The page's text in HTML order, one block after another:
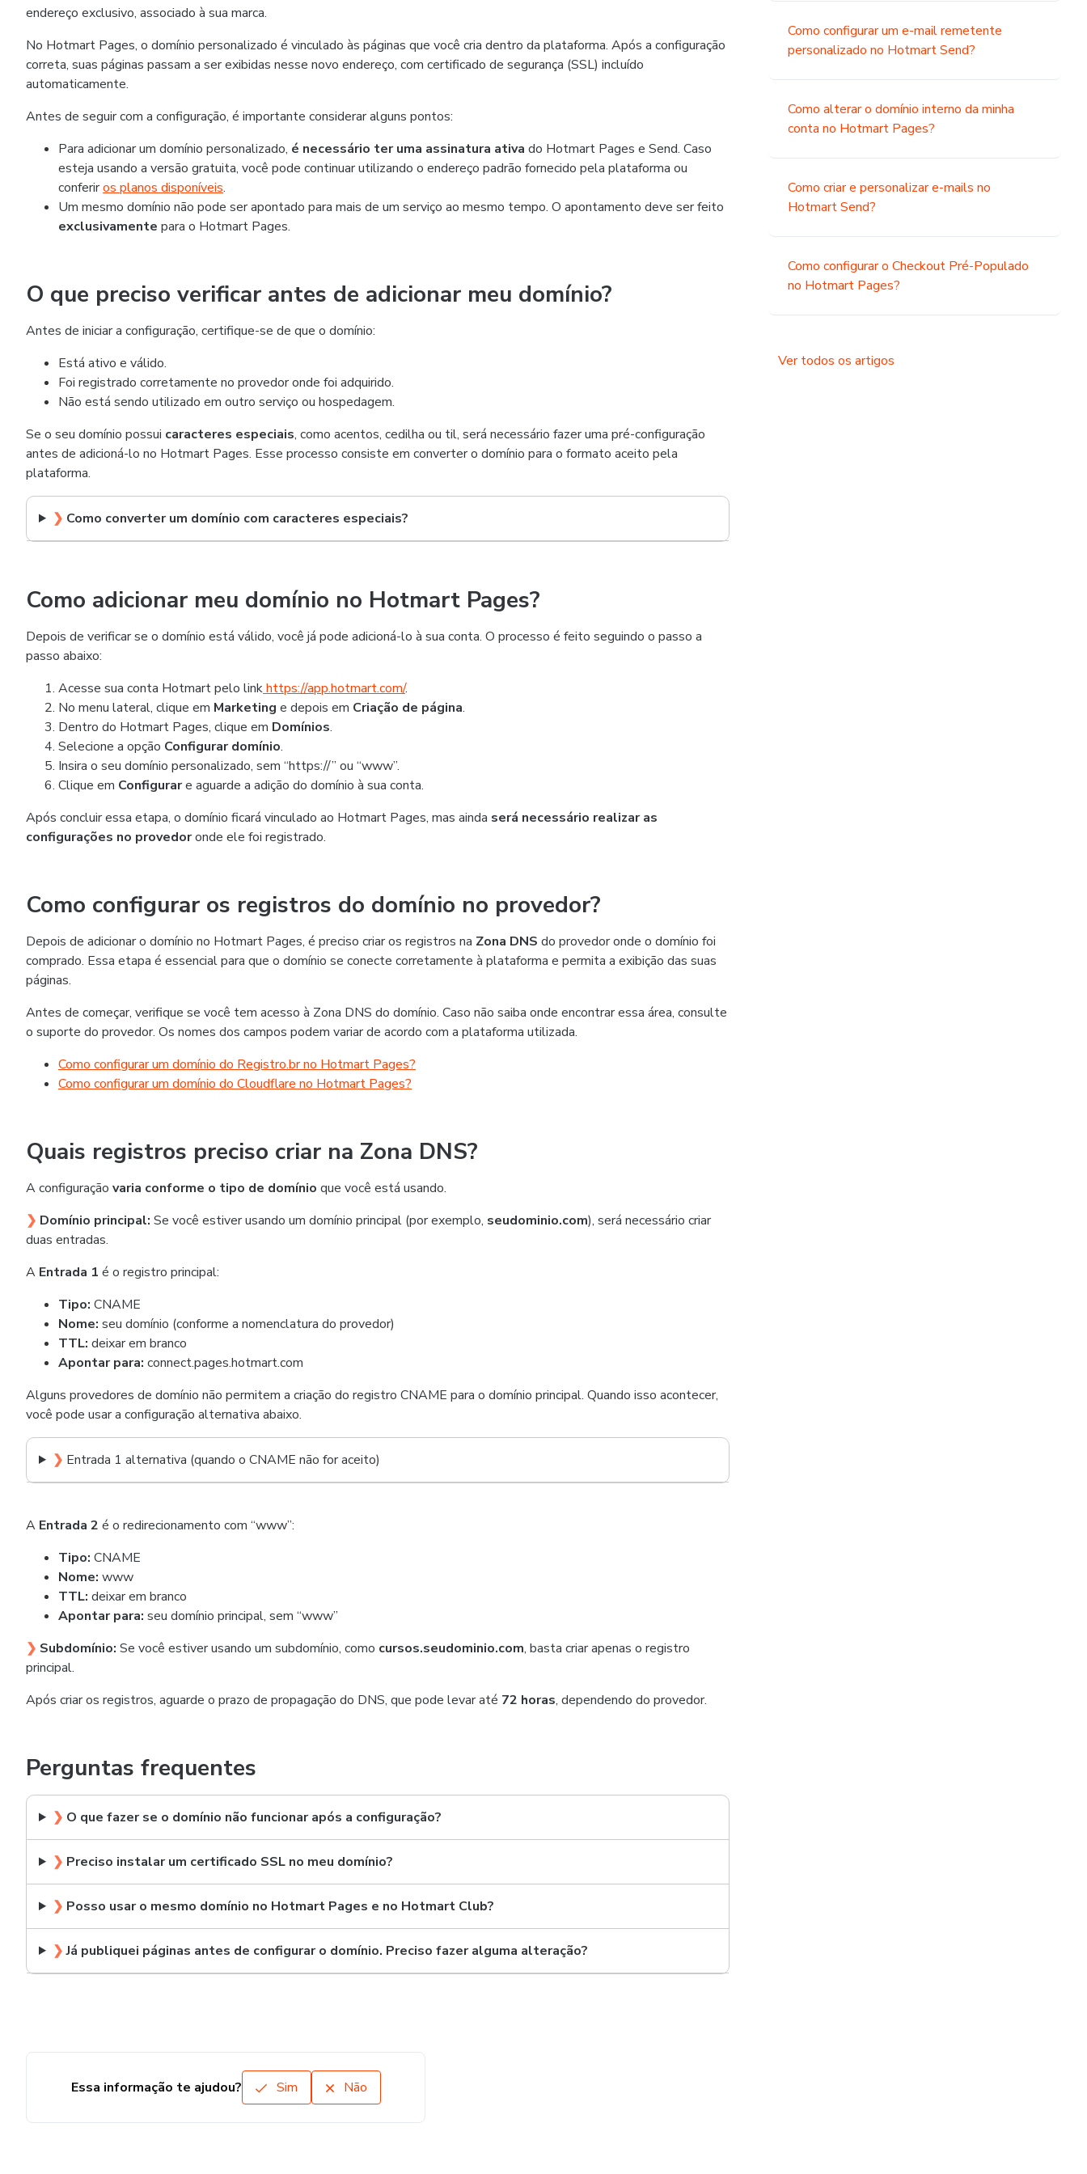
endereço exclusivo, associado à sua marca.
No Hotmart Pages, o domínio personalizado é vinculado às páginas que você cria dentro da plataforma. Após a configuração
correta, suas páginas passam a ser exibidas nesse novo endereço, com certificado de segurança (SSL) incluído
automaticamente.
Antes de seguir com a configuração, é importante considerar alguns pontos:
Para adicionar um domínio personalizado, é necessário ter uma assinatura ativa do Hotmart Pages e Send. Caso
esteja usando a versão gratuita, você pode continuar utilizando o endereço padrão fornecido pela plataforma ou
conferiros planos disponíveis.
Um mesmo domínio não pode ser apontado para mais de um serviço ao mesmo tempo. O apontamento deve ser feito
exclusivamente para o Hotmart Pages.
O que preciso verificar antes de adicionar meu domínio?
Antes de iniciar a configuração, certifique-se de que o domínio:
Está ativo e válido.
Foi registrado corretamente no provedor onde foi adquirido.
Não está sendo utilizado em outro serviço ou hospedagem.
Se o seu domínio possui caracteres especiais, como acentos, cedilha ou til, será necessário fazer uma pré-configuração
antes de adicioná-lo no Hotmart Pages. Esse processo consiste em converter o domínio para o formato aceito pela
plataforma.
❯ Como converter um domínio com caracteres especiais?
Como adicionar meu domínio no Hotmart Pages?
Depois de verificar se o domínio está válido, você já pode adicioná-lo à sua conta. O processo é feito seguindo o passo a
passo abaixo:
Acesse sua conta Hotmart pelo linkhttps://app.hotmart.com/.
No menu lateral, clique em Marketing e depois em Criação de página.
Dentro do Hotmart Pages, clique em Domínios.
Selecione a opção Configurar domínio.
Insira o seu domínio personalizado, sem “https://” ou “www”.
Clique em Configurare aguarde a adição do domínio à sua conta.
Após concluir essa etapa, o domínio ficará vinculado ao Hotmart Pages, mas ainda será necessário realizar as
configurações no provedoronde ele foi registrado.
Como configurar os registros do domínio no provedor?
Depois de adicionar o domínio no Hotmart Pages, é preciso criar os registros na Zona DNS do provedor onde o domínio foi
comprado. Essa etapa é essencial para que o domínio se conecte corretamente à plataforma e permita a exibição das suas
páginas.
Antes de começar, verifique se você tem acesso à Zona DNS do domínio. Caso não saiba onde encontrar essa área, consulte
o suporte do provedor. Os nomes dos campos podem variar de acordo com a plataforma utilizada.
Como configurar um domínio do Registro.br no Hotmart Pages?
Como configurar um domínio do Cloudflare no Hotmart Pages?
Quais registros preciso criar na Zona DNS?
A configuração varia conforme o tipo de domínio que você está usando.
❯ Domínio principal: Se você estiver usando um domínio principal (por exemplo, seudominio.com), será necessário criar
duas entradas.
A Entrada 1 é o registro principal:
Tipo: CNAME
Nome: seu domínio (conforme a nomenclatura do provedor)
TTL: deixar em branco
Apontar para: connect.pages.hotmart.com
Alguns provedores de domínio não permitem a criação do registro CNAME para o domínio principal. Quando isso acontecer,
você pode usar a configuração alternativa abaixo.
❯ Entrada 1 alternativa (quando o CNAME não for aceito)
A Entrada 2 é o redirecionamento com “www”:
Tipo: CNAME
Nome: www
TTL: deixar em branco
Apontar para: seu domínio principal, sem “www”
❯ Subdomínio: Se você estiver usando um subdomínio, como cursos.seudominio.com, basta criar apenas o registro
principal.
Após criar os registros, aguarde o prazo de propagação do DNS, que pode levar até 72 horas, dependendo do provedor.
Perguntas frequentes
❯ O que fazer se o domínio não funcionar após a configuração?
❯ Preciso instalar um certificado SSL no meu domínio?
❯ Posso usar o mesmo domínio no Hotmart Pages e no Hotmart Club?
❯Já publiquei páginas antes de configurar o domínio. Preciso fazer alguma alteração?
Como configurar um e-mail remetente
personalizado no Hotmart Send?
Como alterar o domínio interno da minha
conta no Hotmart Pages?
Como criar e personalizar e-mails no
Hotmart Send?
Como configurar o Checkout Pré-Populado
no Hotmart Pages?
Ver todos os artigos
Essa informação te ajudou? Sim Não